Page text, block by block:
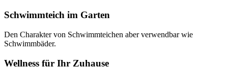
Schwimmteich im Garten
Den Charakter von Schwimmteichen aber verwendbar wie
Schwimmbäder.
Wellness für Ihr Zuhause